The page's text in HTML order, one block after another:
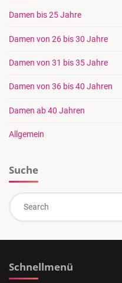
Damen bis 25 Jahre
Damen von 26 bis 30 Jahre
Damen von 31 bis 35 Jahre
Damen von 36 bis 40 Jahren
Damen ab 40 Jahren
Allgemein
Suche
Schnellmenü